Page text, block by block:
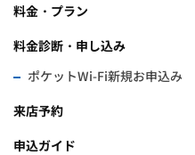
料金・プラン
料金診断・申し込み
ポケットWi-Fi新規お申込み
来店予約
申込ガイド